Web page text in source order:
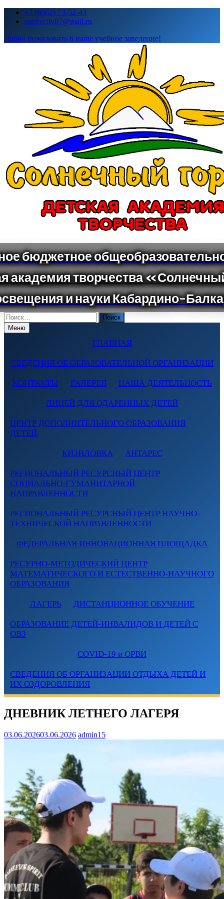
Перейти+7 (8662) 73-52-43
sunnycity07@mail.ru
Добро пожаловать в наше учебное заведение!
Поиск
по:Меню
ГЛАВНАЯ
СВЕДЕНИЯ ОБ ОБРАЗОВАТЕЛЬНОЙ ОРГАНИЗАЦИИ
КОНТАКТЫ ГАЛЕРЕЯ НАША ДЕЯТЕЛЬНОСТЬ
ЛИЦЕЙ ДЛЯ ОДАРЕННЫХ ДЕТЕЙ
ЦЕНТР ДОПОЛНИТЕЛЬНОГО ОБРАЗОВАНИЯ
ДЕТЕЙ
КИЗИЛОВКА АНТАРЕС
РЕГИОНАЛЬНЫЙ РЕСУРСНЫЙ ЦЕНТР
СОЦИАЛЬНО-ГУМАНИТАРНОЙ
НАПРАВЛЕННОСТИ
РЕГИОНАЛЬНЫЙ РЕСУРСНЫЙ ЦЕНТР НАУЧНО-
ТЕХНИЧЕСКОЙ НАПРАВЛЕННОСТИ
ФЕДЕРАЛЬНАЯ ИННОВАЦИОННАЯ ПЛОЩАДКА
РЕСУРНО-МЕТОДИЧЕСКИЙ ЦЕНТР
МАТЕМАТИЧЕСКОГО И ЕСТЕСТВЕННО-НАУЧНОГО
ОБРАЗОВАНИЯ
ЛАГЕРЬ ДИСТАНЦИОННОЕ ОБУЧЕНИЕ
ОБРАЗОВАНИЕ ДЕТЕЙ-ИНВАЛИДОВ И ДЕТЕЙ С
ОВЗ
COVID-19 и ОРВИ
СВЕДЕНИЯ ОБ ОРГАНИЗАЦИИ ОТДЫХА ДЕТЕЙ И
ИХ ОЗДОРОВЛЕНИЯ
ДНЕВНИК ЛЕТНЕГО ЛАГЕРЯ
03.06.202603.06.2026 admin15